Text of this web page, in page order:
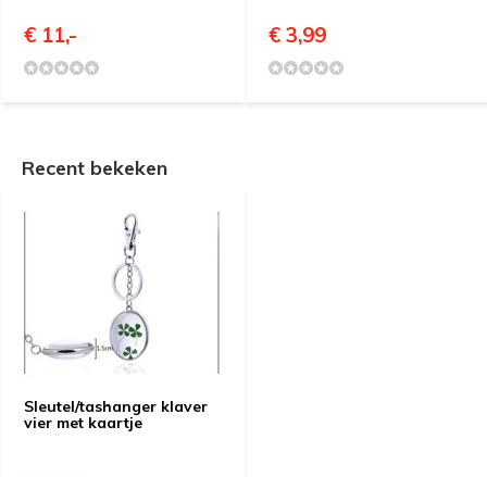
€ 11,- € 3,99
Recent bekeken
Sleutel/tashanger klaver
vier met kaartje